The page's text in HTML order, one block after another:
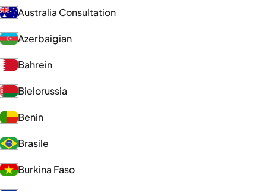
Australia Consultation
Azerbaigian
Bahrein
Bielorussia
Benin
Brasile
Burkina Faso